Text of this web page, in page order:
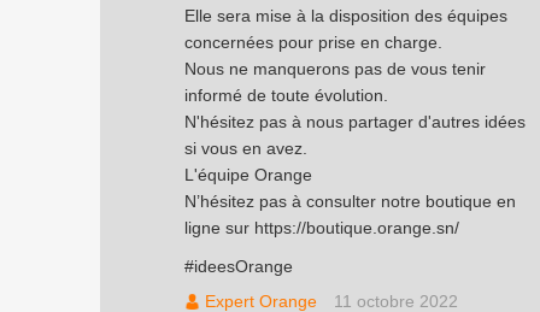
Elle sera mise à la disposition des équipes
concernées pour prise en charge.
Nous ne manquerons pas de vous tenir
informé de toute évolution.
N'hésitez pas à nous partager d'autres idées
si vous en avez.
L'équipe Orange
N’hésitez pas à consulter notre boutique en
ligne sur https://boutique.orange.sn/
#ideesOrange
Expert Orange
11 octobre 2022